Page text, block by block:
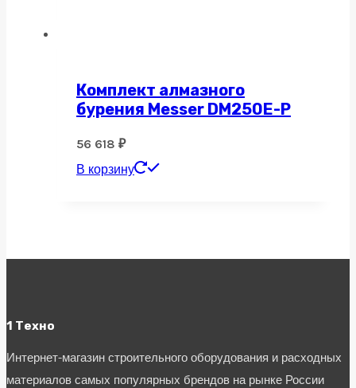
Комплект алмазного
бурения Messer DM250E-P
56 618 ₽
В корзину
1 Техно
Интернет-магазин строительного оборудования и расходных
материалов самых популярных брендов на рынке России